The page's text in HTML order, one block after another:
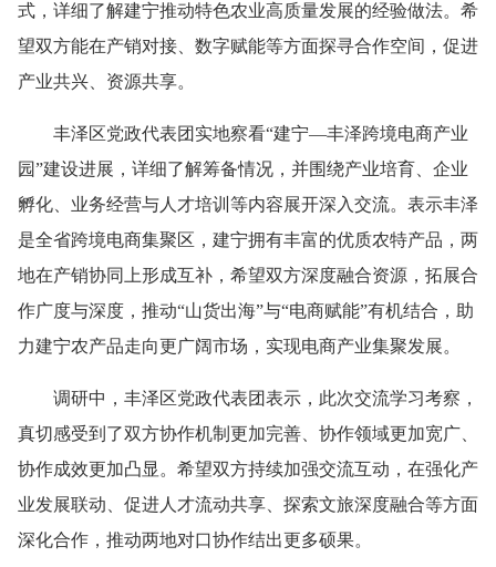
式，详细了解建宁推动特色农业高质量发展的经验做法。希
望双方能在产销对接、数字赋能等方面探寻合作空间，促进
产业共兴、资源共享。
丰泽区党政代表团实地察看“建宁—丰泽跨境电商产业
园”建设进展，详细了解筹备情况，并围绕产业培育、企业
孵化、业务经营与人才培训等内容展开深入交流。表示丰泽
是全省跨境电商集聚区，建宁拥有丰富的优质农特产品，两
地在产销协同上形成互补，希望双方深度融合资源，拓展合
作广度与深度，推动“山货出海”与“电商赋能”有机结合，助
力建宁农产品走向更广阔市场，实现电商产业集聚发展。
调研中，丰泽区党政代表团表示，此次交流学习考察，
真切感受到了双方协作机制更加完善、协作领域更加宽广、
协作成效更加凸显。希望双方持续加强交流互动，在强化产
业发展联动、促进人才流动共享、探索文旅深度融合等方面
深化合作，推动两地对口协作结出更多硕果。